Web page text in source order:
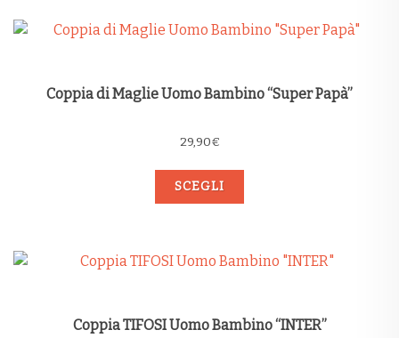
Coppia di Maglie Uomo Bambino “Super Papà”
29,90€
SCEGLI
Coppia TIFOSI Uomo Bambino “INTER”